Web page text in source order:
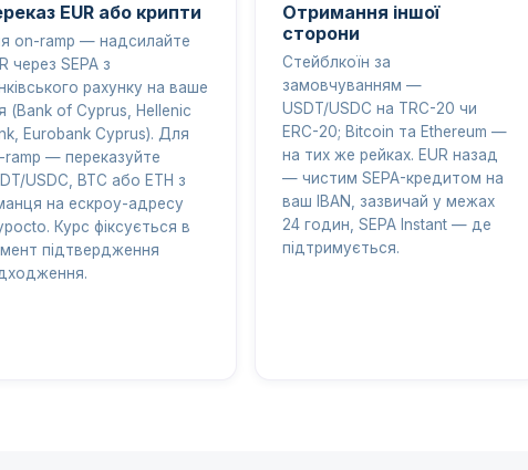
EUR або крипти
on-ramp — надсилайте
через SEPA з
рахунку на ваше
(Bank of Cyprus, Hellenic
Eurobank Cyprus). Для
ramp — переказуйте
USDC, BTC або ETH з
на ескроу-адресу
Курс фіксується в
підтвердження
Отримання іншої
сторони
Стейблкоїн за
замовчуванням —
USDT/USDC на TRC-20 чи
ERC-20; Bitcoin та Ethereum —
на тих же рейках. EUR назад
— чистим SEPA-кредитом на
ваш IBAN, зазвичай у межах
24 годин, SEPA Instant — де
підтримується.